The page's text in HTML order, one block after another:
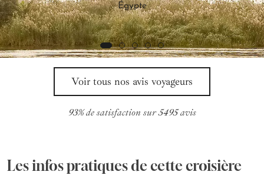
Égypte
Voir tous nos avis voyageurs
93% de satisfaction sur 5495 avis
Les infos pratiques de cette croisière